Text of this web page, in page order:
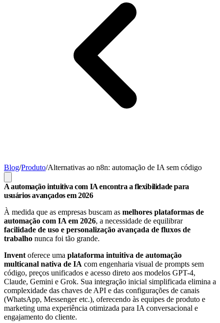
Blog/Produto/Alternativas ao n8n: automação de IA sem código
A automação intuitiva com IA encontra a flexibilidade para
usuários avançados em 2026
À medida que as empresas buscam as melhores plataformas de
automação com IA em 2026, a necessidade de equilibrar
facilidade de uso e personalização avançada de fluxos de
trabalho nunca foi tão grande.
Invent oferece uma plataforma intuitiva de automação
multicanal nativa de IA com engenharia visual de prompts sem
código, preços unificados e acesso direto aos modelos GPT-4,
Claude, Gemini e Grok. Sua integração inicial simplificada elimina a
complexidade das chaves de API e das configurações de canais
(WhatsApp, Messenger etc.), oferecendo às equipes de produto e
marketing uma experiência otimizada para IA conversacional e
engajamento do cliente.